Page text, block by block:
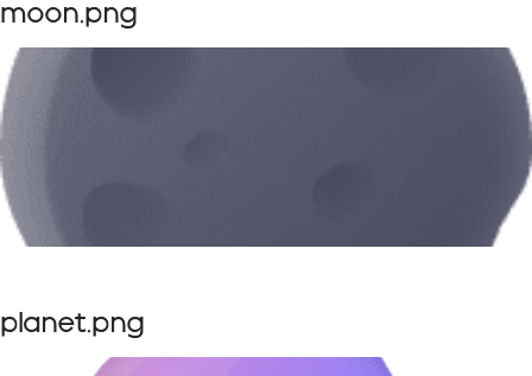
moon.png
planet.png